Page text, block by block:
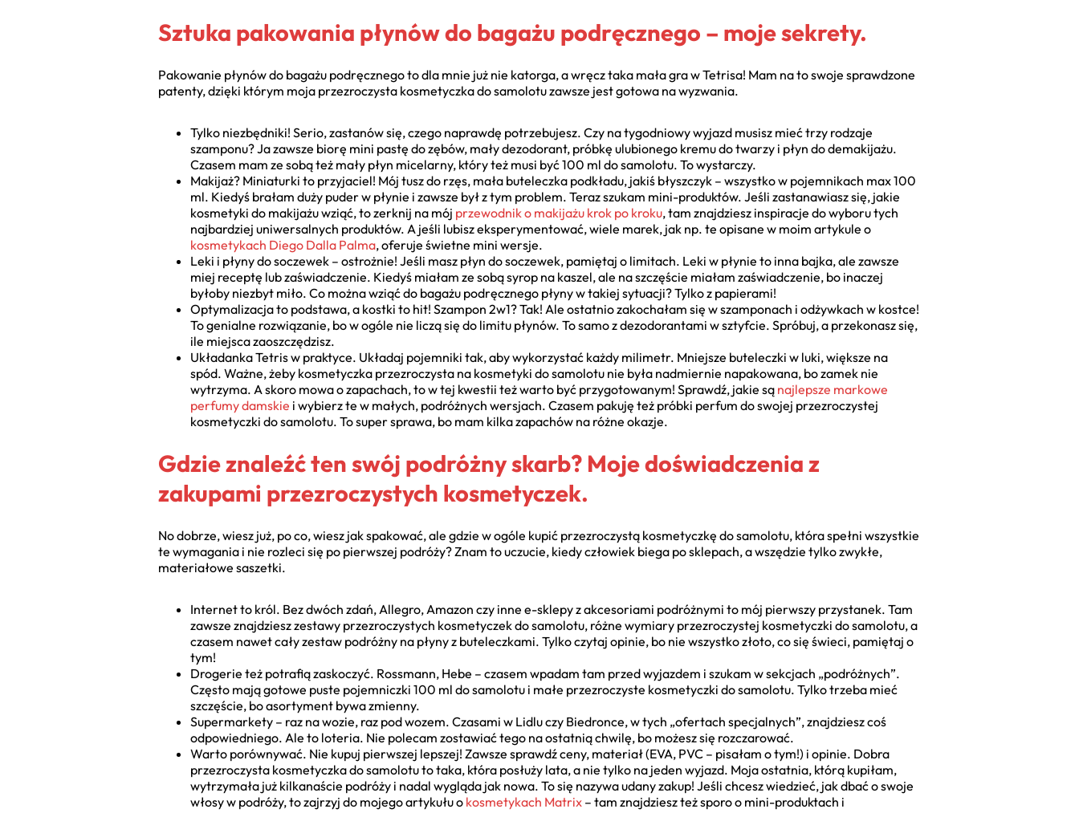
Sztuka pakowania płynów do bagażu podręcznego – moje sekrety.
Pakowanie płynów do bagażu podręcznego to dla mnie już nie katorga, a wręcz taka mała gra w Tetrisa! Mam na to swoje sprawdzone
patenty, dzięki którym moja przezroczysta kosmetyczka do samolotu zawsze jest gotowa na wyzwania.
Tylko niezbędniki! Serio, zastanów się, czego naprawdę potrzebujesz. Czy na tygodniowy wyjazd musisz mieć trzy rodzaje
szamponu? Ja zawsze biorę mini pastę do zębów, mały dezodorant, próbkę ulubionego kremu do twarzy i płyn do demakijażu.
Czasem mam ze sobą też mały płyn micelarny, który też musi być 100 ml do samolotu. To wystarczy.
Makijaż? Miniaturki to przyjaciel! Mój tusz do rzęs, mała buteleczka podkładu, jakiś błyszczyk – wszystko w pojemnikach max 100
ml. Kiedyś brałam duży puder w płynie i zawsze był z tym problem. Teraz szukam mini-produktów. Jeśli zastanawiasz się, jakie
kosmetyki do makijażu wziąć, to zerknij na mój przewodnik o makijażu krok po kroku, tam znajdziesz inspiracje do wyboru tych
najbardziej uniwersalnych produktów. A jeśli lubisz eksperymentować, wiele marek, jak np. te opisane w moim artykule o
kosmetykach Diego Dalla Palma, oferuje świetne mini wersje.
Leki i płyny do soczewek – ostrożnie! Jeśli masz płyn do soczewek, pamiętaj o limitach. Leki w płynie to inna bajka, ale zawsze
miej receptę lub zaświadczenie. Kiedyś miałam ze sobą syrop na kaszel, ale na szczęście miałam zaświadczenie, bo inaczej
byłoby niezbyt miło. Co można wziąć do bagażu podręcznego płyny w takiej sytuacji? Tylko z papierami!
Optymalizacja to podstawa, a kostki to hit! Szampon 2w1? Tak! Ale ostatnio zakochałam się w szamponach i odżywkach w kostce!
To genialne rozwiązanie, bo w ogóle nie liczą się do limitu płynów. To samo z dezodorantami w sztyfcie. Spróbuj, a przekonasz się,
ile miejsca zaoszczędzisz.
Układanka Tetris w praktyce. Układaj pojemniki tak, aby wykorzystać każdy milimetr. Mniejsze buteleczki w luki, większe na
spód. Ważne, żeby kosmetyczka przezroczysta na kosmetyki do samolotu nie była nadmiernie napakowana, bo zamek nie
wytrzyma. A skoro mowa o zapachach, to w tej kwestii też warto być przygotowanym! Sprawdź, jakie są najlepsze markowe
perfumy damskie i wybierz te w małych, podróżnych wersjach. Czasem pakuję też próbki perfum do swojej przezroczystej
kosmetyczki do samolotu. To super sprawa, bo mam kilka zapachów na różne okazje.
Gdzie znaleźć ten swój podróżny skarb? Moje doświadczenia z
zakupami przezroczystych kosmetyczek.
No dobrze, wiesz już, po co, wiesz jak spakować, ale gdzie w ogóle kupić przezroczystą kosmetyczkę do samolotu, która spełni wszystkie
te wymagania i nie rozleci się po pierwszej podróży? Znam to uczucie, kiedy człowiek biega po sklepach, a wszędzie tylko zwykłe,
materiałowe saszetki.
Internet to król. Bez dwóch zdań, Allegro, Amazon czy inne e-sklepy z akcesoriami podróżnymi to mój pierwszy przystanek. Tam
zawsze znajdziesz zestawy przezroczystych kosmetyczek do samolotu, różne wymiary przezroczystej kosmetyczki do samolotu, a
czasem nawet cały zestaw podróżny na płyny z buteleczkami. Tylko czytaj opinie, bo nie wszystko złoto, co się świeci, pamiętaj o
tym!
Drogerie też potrafią zaskoczyć. Rossmann, Hebe – czasem wpadam tam przed wyjazdem i szukam w sekcjach „podróżnych”.
Często mają gotowe puste pojemniczki 100 ml do samolotu i małe przezroczyste kosmetyczki do samolotu. Tylko trzeba mieć
szczęście, bo asortyment bywa zmienny.
Supermarkety – raz na wozie, raz pod wozem. Czasami w Lidlu czy Biedronce, w tych „ofertach specjalnych”, znajdziesz coś
odpowiedniego. Ale to loteria. Nie polecam zostawiać tego na ostatnią chwilę, bo możesz się rozczarować.
Warto porównywać. Nie kupuj pierwszej lepszej! Zawsze sprawdź ceny, materiał (EVA, PVC – pisałam o tym!) i opinie. Dobra
przezroczysta kosmetyczka do samolotu to taka, która posłuży lata, a nie tylko na jeden wyjazd. Moja ostatnia, którą kupiłam,
wytrzymała już kilkanaście podróży i nadal wygląda jak nowa. To się nazywa udany zakup! Jeśli chcesz wiedzieć, jak dbać o swoje
włosy w podróży, to zajrzyj do mojego artykułu o kosmetykach Matrix – tam znajdziesz też sporo o mini-produktach i